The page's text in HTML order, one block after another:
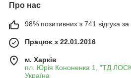
Про нас
98% позитивних з 741 відгука за
Працює з 22.01.2016
м. Харків
пл. Юрія Кононенка 1, "ТД
Україна